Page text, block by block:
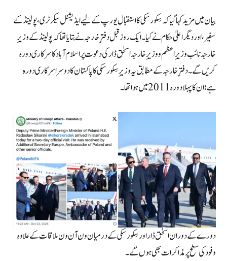
بیان میں مزید کہا گیا کہ سِکورسکی کا استقبال یورپ کے لیے ایڈیشنل سیکرٹری، پولینڈ کے
سفیر، اور دیگر اعلیٰ حکام نے کیا۔ایک روز قبل دفترِ خارجہ نے بتایا تھا کہ پولینڈ کے وزیرِ
خارجہ نائب وزیرِ اعظم و وزیرِ خارجہ اسحٰق ڈار کی دعوت پر اسلام آباد کا سرکاری دورہ
کریںگے۔دفترِ خارجہ کے مطابق یہ وزیرِ سِکورسکی کا پاکستان کا دوسرا سرکاری دورہ
ہے؛ ان کا پہلا دورہ 2011 میں ہوا تھا۔
دورے کے دوران اسحٰق ڈار اور سِکورسکی کے درمیان ون آن ون ملاقات کے علاوہ
وفود کی سطح پر مذاکرات بھی ہوں گے۔